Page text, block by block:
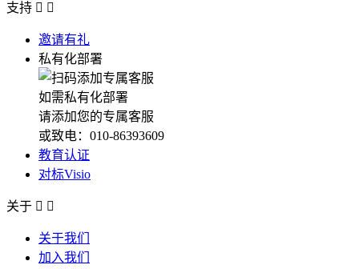
支持  
邀请有礼
私有化部署
如需私有化部署
请添加您的专属客服
或致电：010-86393609
教育认证
对标Visio
关于  
关于我们
加入我们